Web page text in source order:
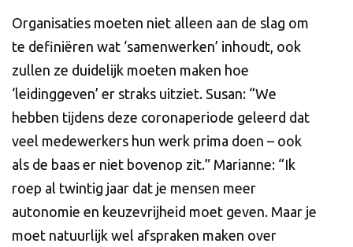
Organisaties moeten niet alleen aan de slag om
te definiëren wat ‘samenwerken’ inhoudt, ook
zullen ze duidelijk moeten maken hoe
‘leidinggeven’ er straks uitziet. Susan: “We
hebben tijdens deze coronaperiode geleerd dat
veel medewerkers hun werk prima doen – ook
als de baas er niet bovenop zit.” Marianne: “Ik
roep al twintig jaar dat je mensen meer
autonomie en keuzevrijheid moet geven. Maar je
moet natuurlijk wel afspraken maken over